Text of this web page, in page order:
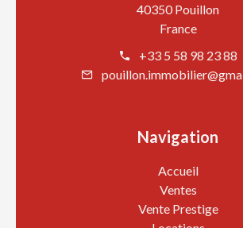
40350 Pouillon
France
+33 5 58 98 23 88
Navigation
Accueil
Ventes
Vente Prestige